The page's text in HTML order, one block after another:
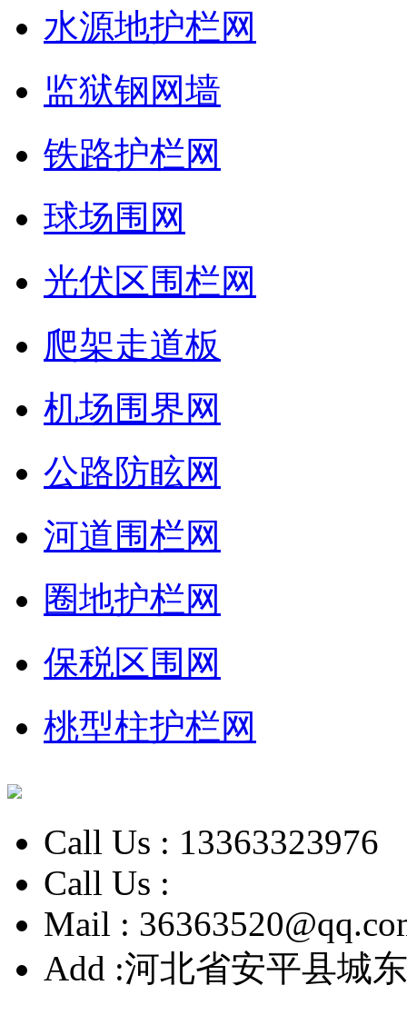
水源地护栏网
监狱钢网墙
铁路护栏网
球场围网
光伏区围栏网
爬架走道板
机场围界网
公路防眩网
河道围栏网
圈地护栏网
保税区围网
桃型柱护栏网
Call Us : 13363323976
Call Us :
Mail :
Add :河北省安平县城